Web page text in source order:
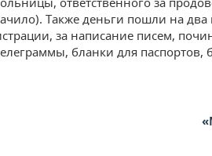
Также деньги пошли на
за написание писем,
бланки для паспортов,